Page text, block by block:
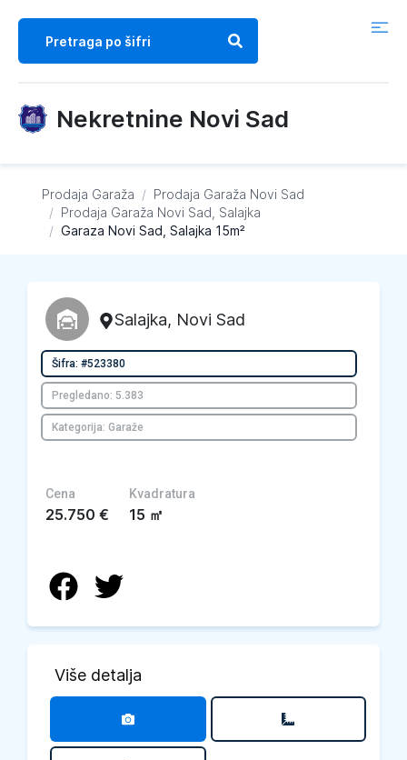
Nekretnine Novi Sad
Prodaja Garaža / Prodaja Garaža Novi Sad
/ Prodaja Garaža Novi Sad, Salajka
/ Garaza Novi Sad, Salajka 15m²
Salajka, Novi Sad
Šifra: #523380
Pregledano: 5.383
Kategorija: Garaže
Cena
25.750 €
Kvadratura
15 ㎡
Više detalja